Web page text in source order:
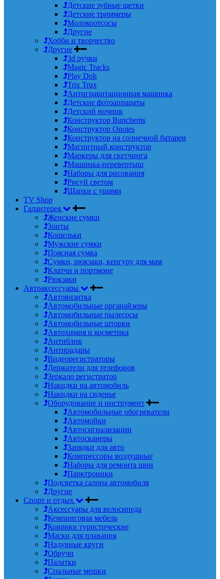
Детские зубные щетки
Детские триммеры
Молокоотсосы
Другие
Хобби и творчество
Другие
3d ручки
Magic Tracks
Play Doh
Trix Trux
Антигравитационная машинка
Детские фотоаппараты
Детский ночник
Конструктор Bunchems
Конструктор Onoies
Конструктор на солнечной батареи
Магнитный конструктор
Маркеры для скетчинга
Машинка-перевертыш
Наборы для рисования
Рисуй светом
Шапки с ушами
TV Shop
Галантерея
Женские сумки
Зонты
Кошельки
Мужские сумки
Поясная сумка
Сумки, рюкзаки, кенгуру для мам
Клатчи и портмоне
Рюкзаки
Автоаксессуары
Автовизитка
Автомобильные органайзеры
Автомобильные пылесосы
Автомобильные шторки
Автохимия и косметика
Антиблик
Антирадары
Видеорегистраторы
Держатели для телефонов
Зеркало регистратор
Накидки на автомобиль
Накидки на сиденье
Оборудование и инструмент
Автомобильные обогреватели
Автомойки
Автосигнализации
Автосканеры
Зарядки для авто
Компрессоры воздушные
Наборы для ремонта шин
Парктроники
Подсветка салона автомобиля
Другие
Спорт и отдых
Аксессуары для велосипеда
Кемпинговая мебель
Коврики туристические
Маски для плавания
Надувные круги
Обручи
Палатки
Спальные мешки